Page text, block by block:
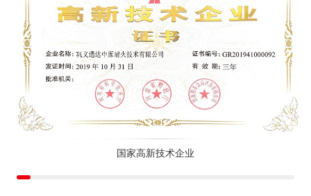
国家高新技术企业